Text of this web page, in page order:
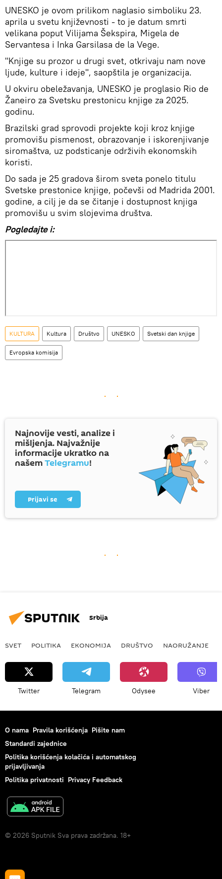
UNESKO je ovom prilikom naglasio simboliku 23.
aprila u svetu književnosti - to je datum smrti
velikana poput Vilijama Šekspira, Migela de
Servantesa i Inka Garsilasa de la Vege.
"Knjige su prozor u drugi svet, otkrivaju nam nove
ljude, kulture i ideje", saopštila je organizacija.
U okviru obeležavanja, UNESKO je proglasio Rio de
Žaneiro za Svetsku prestonicu knjige za 2025.
godinu.
Brazilski grad sprovodi projekte koji kroz knjige
promovišu pismenost, obrazovanje i iskorenjivanje
siromaštva, uz podsticanje održivih ekonomskih
koristi.
Do sada je 25 gradova širom sveta ponelo titulu
Svetske prestonice knjige, počevši od Madrida 2001.
godine, a cilj je da se čitanje i dostupnost knjiga
promovišu u svim slojevima društva.
Pogledajte i:
KULTURA Kultura Društvo UNESKO Svetski dan knjige
Evropska komisija
Najnovije vesti, analize i
mišljenja. Najvažnije
informacije ukratko na
našemTelegramu!
Prijavi se
Srbija
SVET POLITIKA EKONOMIJA DRUŠTVO NAORUŽANJE
Twitter Telegram Odysee Viber
O nama Pravila korišćenja Pišite nam
Standardi zajednice
Politika korišćenja kolačića i automatskog
prijavljivanja
Politika privatnosti Privacy Feedback
© 2026 Sputnik Sva prava zadržana. 18+